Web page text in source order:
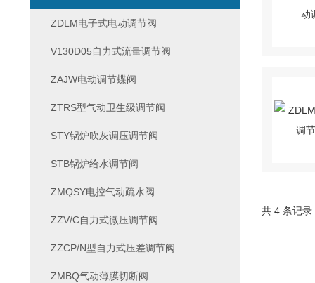
共 4 条记
ZDLM电子式电动调节阀
V130D05自力式流量调节阀
ZAJW电动调节蝶阀
ZTRS型气动卫生级调节阀
STY锅炉吹灰调压调节阀
STB锅炉给水调节阀
ZMQSY电控气动疏水阀
ZZV/C自力式微压调节阀
ZZCP/N型自力式压差调节阀
ZMBQ气动薄膜切断阀